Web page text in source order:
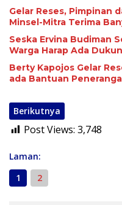
Gelar Reses, Pimpinan
Minsel-Mitra Terima
Seska Ervina Budiman
Warga Harap Ada
Berty Kapojos Gelar
Berikutnya
Post Views: 3,748
Laman:
1
2